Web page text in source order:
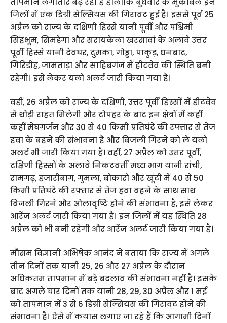
जिलों में एक डिग्री सेल्सियस की गिरावट हुई है। इससे पूर्व 25
अप्रैल को राज्य के दक्षिणी हिस्से यानी पूर्वी और पश्चिमी
सिंहभूम, सिमडेगा और सरायकेला खरसावां के अलावे उत्तर
पूर्वी हिस्से यानी देवघर, दुमका, गोड्डा, पाकुड़, धनबाद,
गिरिडीह, जामताड़ा और साहिबगंज में हीटवेव की स्थिति बनी
रहेगी। इसे लेकर यलो अलर्ट जारी किया गया है।
वहीं, 26 अप्रैल को राज्य के दक्षिणी, उत्तर पूर्वी हिस्सों में हीटवेव
से थोड़ी राहत मिलेगी और दोपहर के बाद इन क्षेत्रों में कहीं
कहीं मेघगर्जन और 30 से 40 किमी प्रतिघंटे की रफ्तार से तेज
हवा के बहने की संभावना है और बिजली गिरने को ले यलो
अलर्ट भी जारी किया गया है। वहीं, 27 अप्रैल को उत्तर पूर्वी,
दक्षिणी हिस्सों के अलावे निकटवर्ती मध्य भाग यानी रांची,
रामगढ़, हजारीबाग, गुमला, बोकारो और खूंटी में 40 से 50
किमी प्रतिघंटे की रफ्तार से तेज हवा बहने के साथ साथ
बिजली गिरने और ओलावृष्टि होने की संभावना है, इसे लेकर
आरेंज अलर्ट जारी किया गया है। इन जिलों में यह स्थिति 28
अप्रैल को भी बनी रहेगी और आरेंज अलर्ट जारी किया गया है।
मौसम विज्ञानी अभिषेक आनंद ने बताया कि राज्य में अगले
तीन दिनों तक यानी 25, 26 और 27 अप्रैल के दौरान
अधिकतम तापमान में बड़े बदलाव की संभावना नहीं है। इसके
बाद अगले चार दिनों तक यानी 28, 29, 30 अप्रैल और 1 मई
को तापमान में 3 से 6 डिग्री सेल्सियस की गिरावट होने की
संभावना है। ऐसे में कयास लगाए जा रहे हैं कि आगामी दिनों